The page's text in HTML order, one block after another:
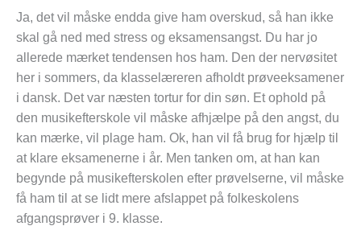
Ja, det vil måske endda give ham overskud, så han ikke
skal gå ned med stress og eksamensangst. Du har jo
allerede mærket tendensen hos ham. Den der nervøsitet
her i sommers, da klasselæreren afholdt prøveeksamener
i dansk. Det var næsten tortur for din søn. Et ophold på
den musikefterskole vil måske afhjælpe på den angst, du
kan mærke, vil plage ham. Ok, han vil få brug for hjælp til
at klare eksamenerne i år. Men tanken om, at han kan
begynde på musikefterskolen efter prøvelserne, vil måske
få ham til at se lidt mere afslappet på folkeskolens
afgangsprøver i 9. klasse.